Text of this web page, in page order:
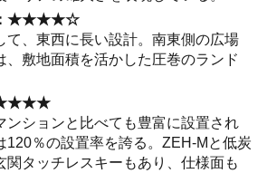
：★★★★☆
て、東西に長い設計。南東側の広場
、敷地面積を活かした圧巻のランド
ンションと比べても豊富に設置され
120％の設置率を誇る。ZEH-Mと低炭
関タッチレスキーもあり、仕様面も